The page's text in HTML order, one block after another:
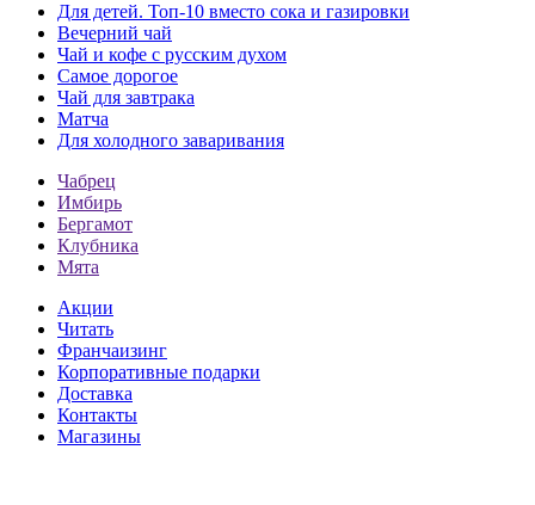
Для детей. Топ-10 вместо сока и газировки
Вечерний чай
Чай и кофе с русским духом
Самое дорогое
Чай для завтрака
Матча
Для холодного заваривания
Чабрец
Имбирь
Бергамот
Клубника
Мята
Акции
Читать
Франчаизинг
Корпоративные подарки
Доставка
Контакты
Магазины